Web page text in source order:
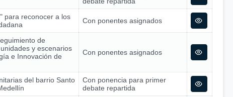
para reconocer a los
Con ponentes asignados
de
y escenarios
e Innovación de
Con ponentes asignados
del barrio Santo
Con ponencia para primer
debate repartida